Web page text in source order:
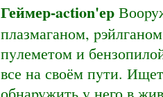
Геймеp-action'еp
плазмаганом,
пyлеметом и
все на своём пyти.